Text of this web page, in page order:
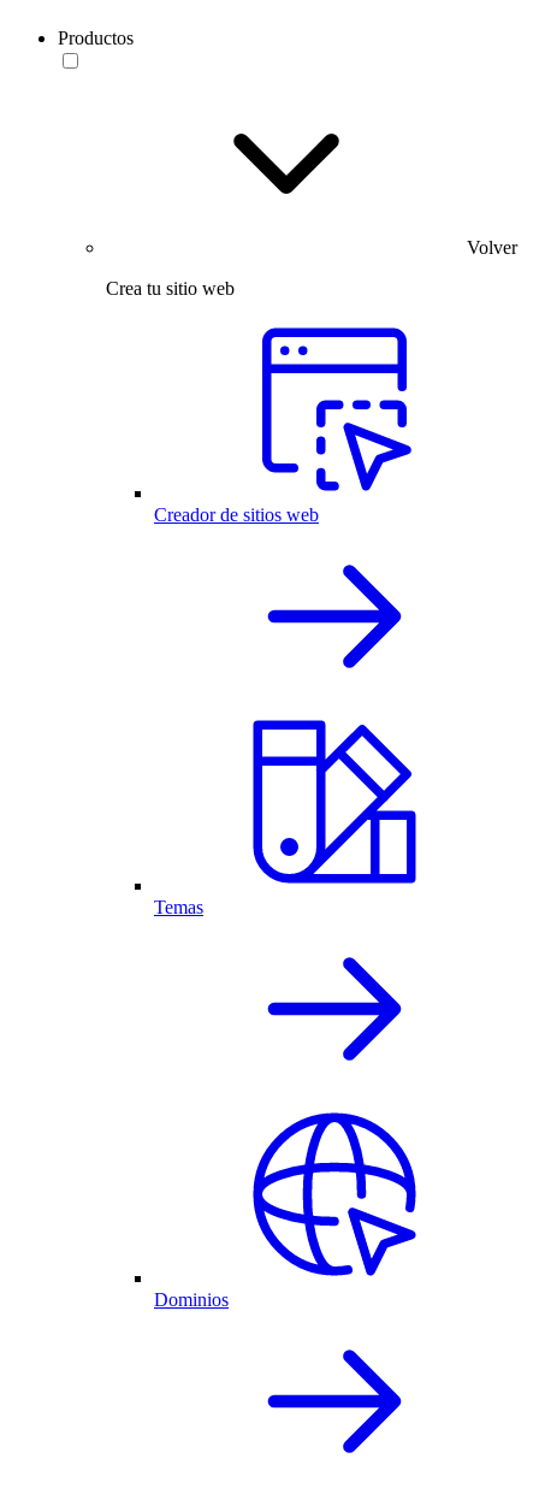
Productos
Volver
Crea tu sitio web
Creador de sitios web
Temas
Dominios